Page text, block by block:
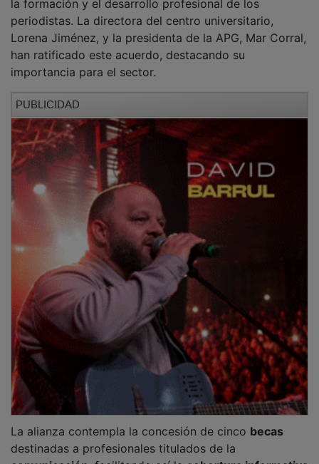
periodistas. La directora del centro universitario,
Lorena Jiménez, y la presidenta de la APG, Mar Corral,
han ratificado este acuerdo, destacando su
importancia para el sector.
destinadas a profesionales titulados de la
comunicación, facilitando así lacobertura informativa